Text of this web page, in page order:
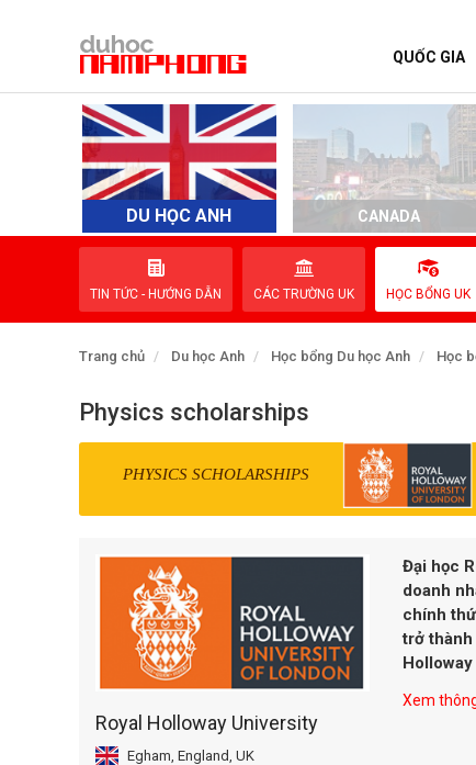
QUỐC GIA
DU HỌC ANH CANADA
TIN TỨC - HƯỚNG DẪN CÁC TRƯỜNG UK HỌC BỔNG UK
Trang chủ Du học Anh Học bổng Du học Anh Học
Physics scholarships
PHYSICS SCHOLARSHIPS
Royal Holloway University
Egham, England, UK
Đại học
doanh
chính
trở thành
Xem
TRANG CHỦ
QUỐC GIA
EVENTS
LIÊN HỆ